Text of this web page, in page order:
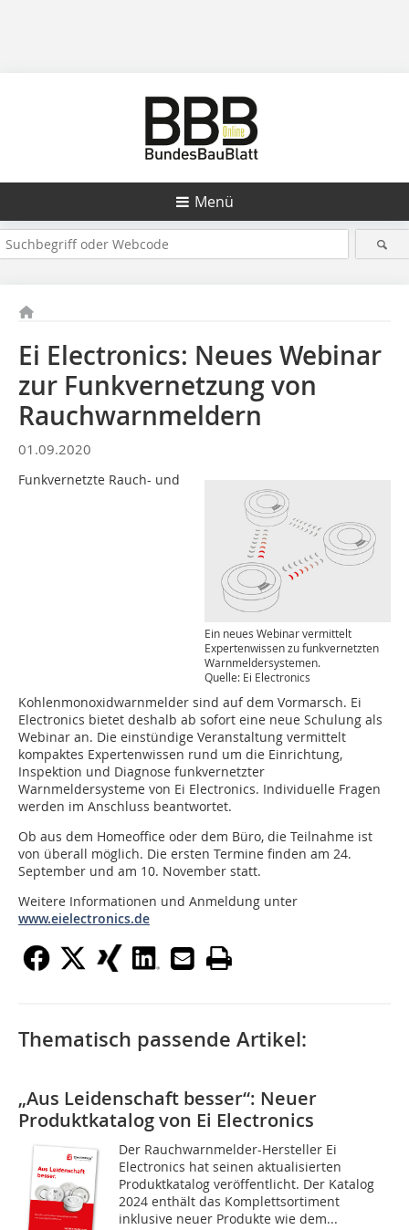
Menü
Ei Electronics: Neues Webinar
zur Funkvernetzung von
Rauchwarnmeldern
01.09.2020
Ein neues Webinar vermittelt
Expertenwissen zu funkvernetzten
Warnmeldersystemen.
Quelle: Ei Electronics
Funkvernetzte Rauch- und
Kohlenmonoxidwarnmelder sind auf dem Vormarsch. Ei
Electronics bietet deshalb ab sofort eine neue Schulung als
Webinar an. Die einstündige Veranstaltung vermittelt
kompaktes Expertenwissen rund um die Einrichtung,
Inspektion und Diagnose funkvernetzter
Warnmeldersysteme von Ei Electronics. Individuelle Fragen
werden im Anschluss beantwortet.
Ob aus dem Homeoffice oder dem Büro, die Teilnahme ist
von überall möglich. Die ersten Termine finden am 24.
September und am 10. November statt.
Weitere Informationen und Anmeldung unter
www.eielectronics.de
Thematisch passende Artikel:
„Aus Leidenschaft besser“: Neuer
Produktkatalog von Ei Electronics
Der Rauchwarnmelder-Hersteller Ei
Electronics hat seinen aktualisierten
Produktkatalog veröffentlicht. Der Katalog
2024 enthält das Komplettsortiment
inklusive neuer Produkte wie dem...